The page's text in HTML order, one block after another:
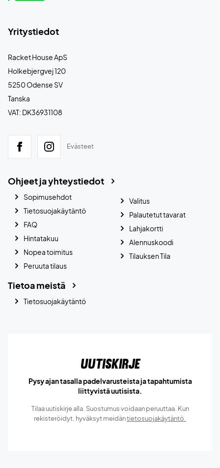
Yritystiedot
Racket House ApS
Holkebjergvej 120
5250 Odense SV
Tanska
VAT: DK36931108
Evästeet
Ohjeet ja yhteystiedot
Sopimusehdot
Tietosuojakäytäntö
FAQ
Hintatakuu
Nopea toimitus
Peruuta tilaus
Valitus
Palautetut tavarat
Lahjakortti
Alennuskoodi
Tilauksen Tila
Tietoa meistä
Tietosuojakäytäntö
Uutiskirje
Pysy ajan tasalla padelvarusteista ja tapahtumista
liittyvistä uutisista.
Tilaa uutiskirje alla. Suostumus voidaan peruuttaa. Kun
rekisteröidyt, hyväksyt meidäntietosuojakäytäntö.